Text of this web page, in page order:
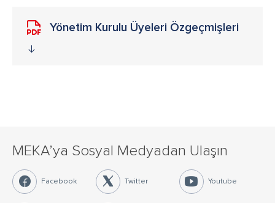
Yönetim Kurulu Üyeleri Özgeçmişleri
MEKA’ya Sosyal Medyadan Ulaşın
Facebook Twitter Youtube